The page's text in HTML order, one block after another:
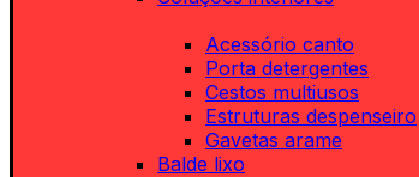
Acessório canto
Porta detergentes
Cestos multiusos
Estruturas despenseiro
Gavetas arame
Balde lixo